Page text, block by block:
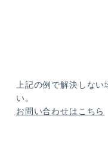
上記の例で解決しな
い。
お問い合わせはこちら